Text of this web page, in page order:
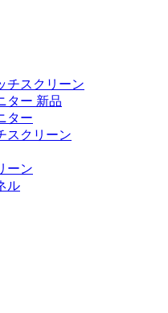
チスクリーン
ター 新品
ター
スクリーン
ーン
ル